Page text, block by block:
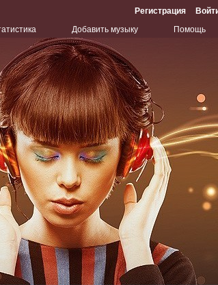
Регистрация
Добавить музыку Помощь